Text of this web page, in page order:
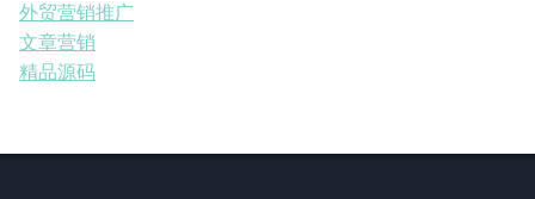
外贸营销推广
文章营销
精品源码